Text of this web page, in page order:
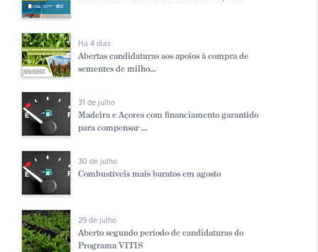
Há 4 dias
Abertas candidaturas aos apoios à compra de
sementes de milho...
31 de julho
Madeira e Açores com financiamento garantido
para compensar ...
30 de julho
Combustíveis mais baratos em agosto
29 de julho
Aberto segundo período de candidaturas do
Programa VITIS